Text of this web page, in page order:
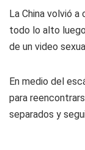
La China volvió a
todo lo alto
de un video
En medio del
para
separados y